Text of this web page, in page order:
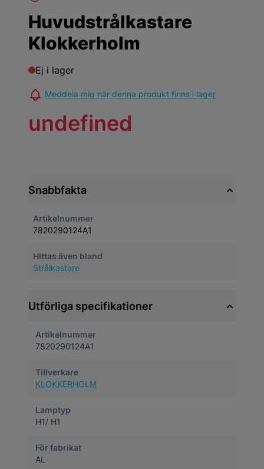
Huvudstrålkastare
Klokkerholm
Ej i lager
Meddela mig när denna produkt finns i lager
undefined
Snabbfakta
Artikelnummer
7820290124A1
Hittas även bland
Strålkastare
Utförliga specifikationer
Artikelnummer
7820290124A1
Tillverkare
KLOKKERHOLM
Lamptyp
H1/ H1
För fabrikat
AL